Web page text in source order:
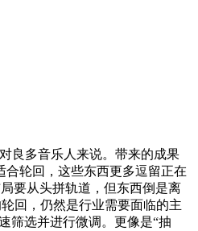
良多音乐人来说。带来的成果
轮回，这些东西更多逗留正在
要从头拼轨道，但东西倒是离
回，仍然是行业需要面临的主
筛选并进行微调。更像是“抽